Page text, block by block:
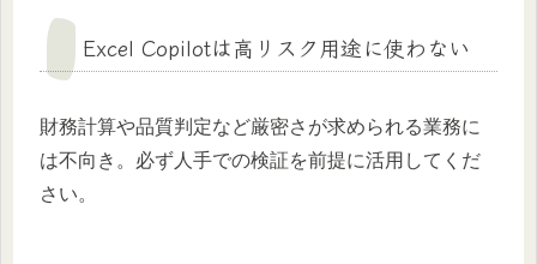
Excel Copilotは高リスク用途に使わない
財務計算や品質判定など厳密さが求められる業務に
は不向き。必ず人手での検証を前提に活用してくだ
さい。